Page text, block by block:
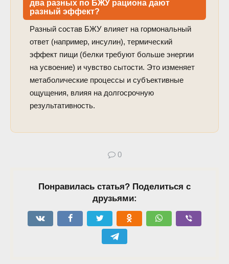
два разных по БЖУ рациона дают
разный эффект?
Разный состав БЖУ влияет на гормональный
ответ (например, инсулин), термический
эффект пищи (белки требуют больше энергии
на усвоение) и чувство сытости. Это изменяет
метаболические процессы и субъективные
ощущения, влияя на долгосрочную
результативность.
0
Понравилась статья? Поделиться с
друзьями: